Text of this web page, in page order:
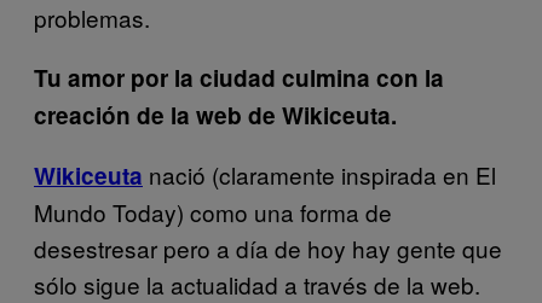
problemas.
Tu amor por la ciudad culmina con la
creación de la web de Wikiceuta.
Wikiceuta nació (claramente inspirada en El
Mundo Today) como una forma de
desestresar pero a día de hoy hay gente que
sólo sigue la actualidad a través de la web.